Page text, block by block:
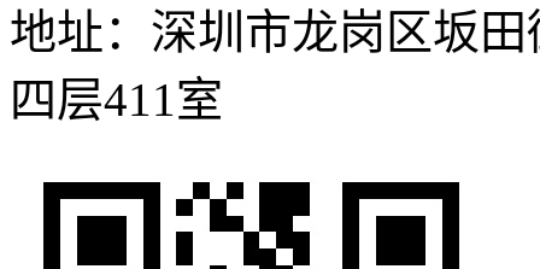
地址：深圳市龙岗区坂
四层411室